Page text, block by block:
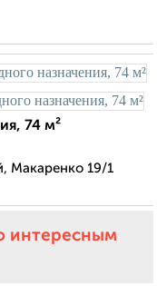
74 м²
Макаренко 19/1
интересным